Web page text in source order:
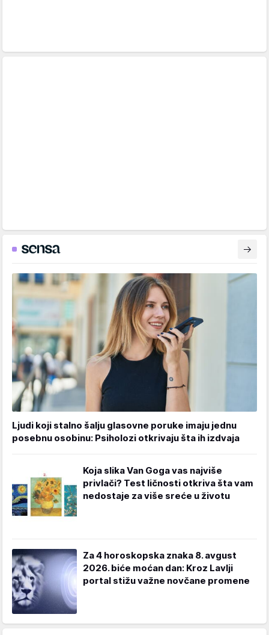
Ljudi koji stalno šalju glasovne poruke imaju jednu
posebnu osobinu: Psiholozi otkrivaju šta ih izdvaja
Koja slika Van Goga vas najviše
privlači? Test ličnosti otkriva šta vam
nedostaje za više sreće u životu
Za 4 horoskopska znaka 8. avgust
2026. biće moćan dan: Kroz Lavlji
portal stižu važne novčane promene